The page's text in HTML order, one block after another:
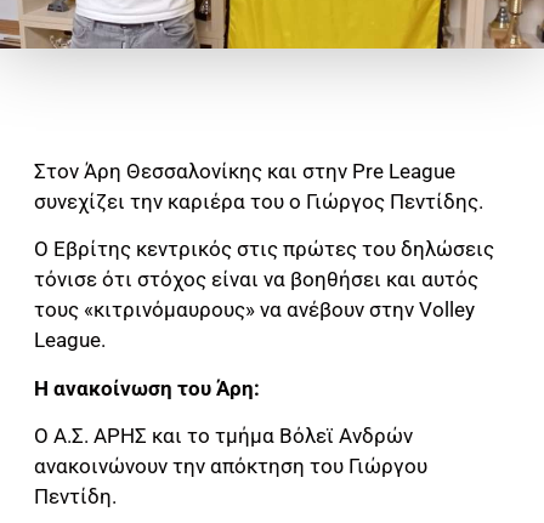
Στον Άρη Θεσσαλονίκης και στην Pre League
συνεχίζει την καριέρα του ο Γιώργος Πεντίδης.
Ο Εβρίτης κεντρικός στις πρώτες του δηλώσεις
τόνισε ότι στόχος είναι να βοηθήσει και αυτός
τους «κιτρινόμαυρους» να ανέβουν στην Volley
League.
Η ανακοίνωση του Άρη:
Ο Α.Σ. ΑΡΗΣ και το τμήμα Βόλεϊ Ανδρών
ανακοινώνουν την απόκτηση του Γιώργου
Πεντίδη.